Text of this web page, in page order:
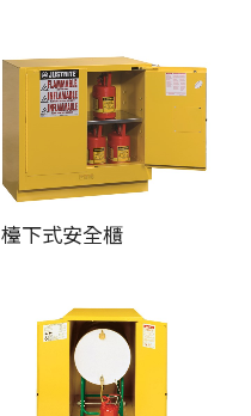
檯下式安全櫃